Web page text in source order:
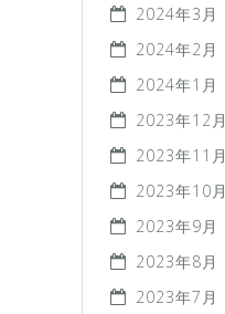
2024年3月
2024年2月
2024年1月
2023年12月
2023年11月
2023年10月
2023年9月
2023年8月
2023年7月